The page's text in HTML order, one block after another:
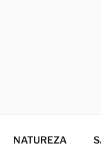
NATUREZA